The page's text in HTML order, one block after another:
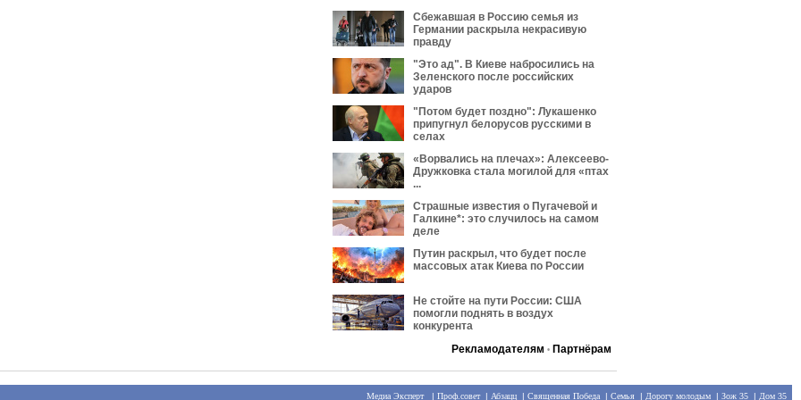
Сбежавшая в Россию семья из
Германии раскрыла некрасивую
правду
"Это ад". В Киеве набросились на
Зеленского после российских
ударов
"Потом будет поздно": Лукашенко
припугнул белорусов русскими в
селах
«Ворвались на плечах»: Алексеево-
Дружковка стала могилой для «птах
...
Страшные известия о Пугачевой и
Галкине*: это случилось на самом
деле
Путин раскрыл, что будет после
массовых атак Киева по России
Не стойте на пути России: США
помогли поднять в воздух
конкурента
Рекламодателям • Партнёрам
Медиа Эксперт| Проф.совет| Абзацц | Священная Победа | Семья | Дорогу молодым | Зож 35 | Дом 35